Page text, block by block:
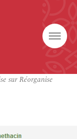
sur Réorganise